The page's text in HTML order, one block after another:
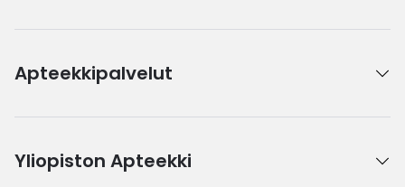
Apteekkipalvelut
Yliopiston Apteekki